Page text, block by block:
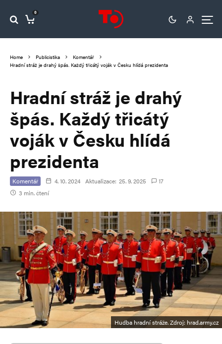
0
Home Publicistika
Komentář
Hradní stráž je drahý špás. Každý třicátý voják v Česku hlídá prezidenta
Hradní stráž je drahý
špás. Každý třicátý
voják v Česku hlídá
prezidenta
Komentář 4. 10. 2024 Aktualizace: 25. 9. 2025
17
3 min. čtení
Hudba hradní stráže. Zdroj: hrad.army.cz